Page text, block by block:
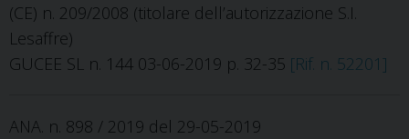
(CE) n. 209/2008 (titolare dell’autorizzazione S.I.
Lesaffre)
GUCEE SL n. 144 03-06-2019 p. 32-35 [Rif. n. 52201]
ANA. n. 898 / 2019 del 29-05-2019